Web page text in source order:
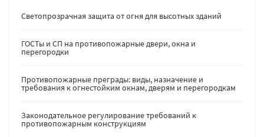
Светопрозрачная защита от огня для высотных зданий
ГОСТы и СП на противопожарные двери, окна и
перегородки
Противопожарные преграды: виды, назначение и
требования к огнестойким окнам, дверям и перегородкам
Законодательное регулирование требований к
противопожарным конструкциям